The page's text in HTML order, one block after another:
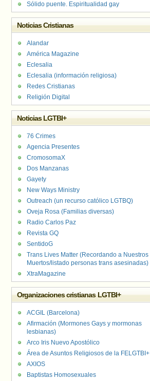
Sólido puente. Espiritualidad gay
Noticias Cristianas
Alandar
América Magazine
Eclesalia
Eclesalia (información religiosa)
Redes Cristianas
Religión Digital
Noticias LGTBI+
76 Crimes
Agencia Presentes
CromosomaX
Dos Manzanas
Gayety
New Ways Ministry
Outreach (un recurso católico LGTBQ)
Oveja Rosa (Familias diversas)
Radio Carlos Paz
Revista GQ
SentidoG
Trans Lives Matter (Recordando a Nuestros
Muertos/listado personas trans asesinadas)
XtraMagazine
Organizaciones cristianas LGTBI+
ACGIL (Barcelona)
Afirmación (Mormones Gays y mormonas
lesbianas)
Arco Iris Nuevo Apostólico
Área de Asuntos Religiosos de la FELGTBI+
AXIOS
Baptistas Homosexuales